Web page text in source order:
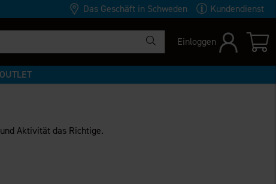
Das Geschäft in Schweden Kundendienst
Einloggen
OUTLET
Aktivität das Richtige.